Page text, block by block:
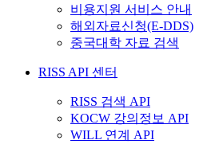
비용지원 서비스 안내
해외자료신청(E-DDS)
중국대학 자료 검색
RISS API 센터
RISS 검색 API
KOCW 강의정보 API
WILL 연계 API